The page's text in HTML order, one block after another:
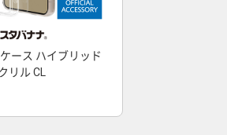
ース ハイブリッド
リル CL